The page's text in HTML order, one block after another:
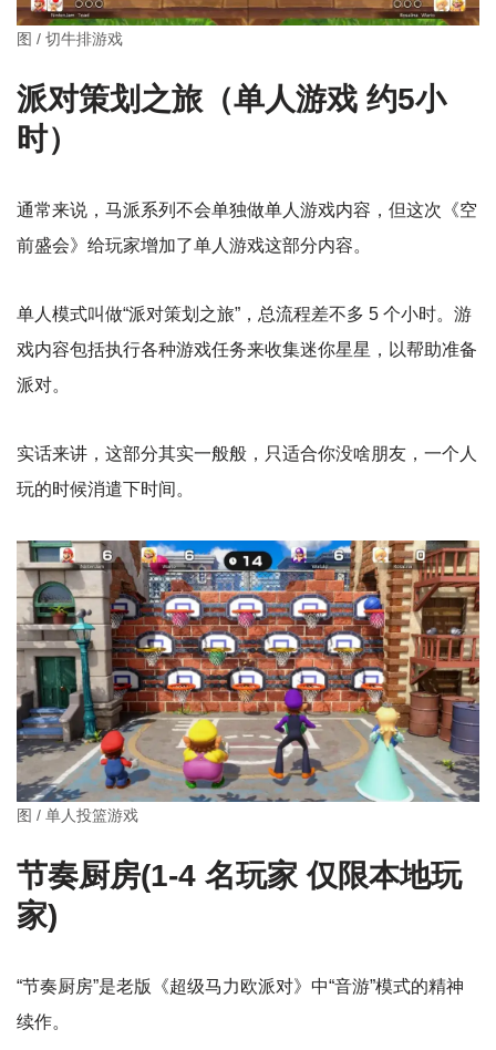
图 / 切牛排游戏
派对策划之旅（单人游戏 约5小
时）
通常来说，马派系列不会单独做单人游戏内容，但这次《空
前盛会》给玩家增加了单人游戏这部分内容。
单人模式叫做“派对策划之旅”，总流程差不多 5 个小时。游
戏内容包括执行各种游戏任务来收集迷你星星，以帮助准备
派对。
实话来讲，这部分其实一般般，只适合你没啥朋友，一个人
玩的时候消遣下时间。
图 / 单人投篮游戏
节奏厨房(1-4 名玩家 仅限本地玩
家)
“节奏厨房”是老版《超级马力欧派对》中“音游”模式的精神
续作。